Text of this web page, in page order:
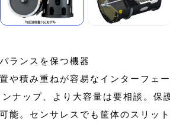
ランスを保つ機器
や積み重ねが容易なインターフェ
ナップ、より大容量は要相談。保
能。センサレスでも筐体のスリッ